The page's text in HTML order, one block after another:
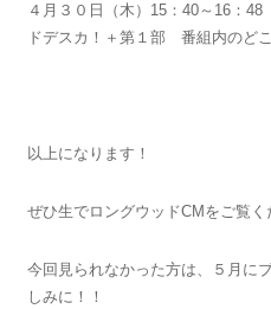
４月３０日（木）15：40～16：48
ドデスカ！＋第１部 番組内のど
以上になります！
ぜひ生でロングウッドCMをご覧く
今回見られなかった方は、５月に
しみに！！